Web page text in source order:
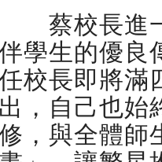
蔡校長進一
學生的優良
校長即將滿
出，自己也始
，與全體師